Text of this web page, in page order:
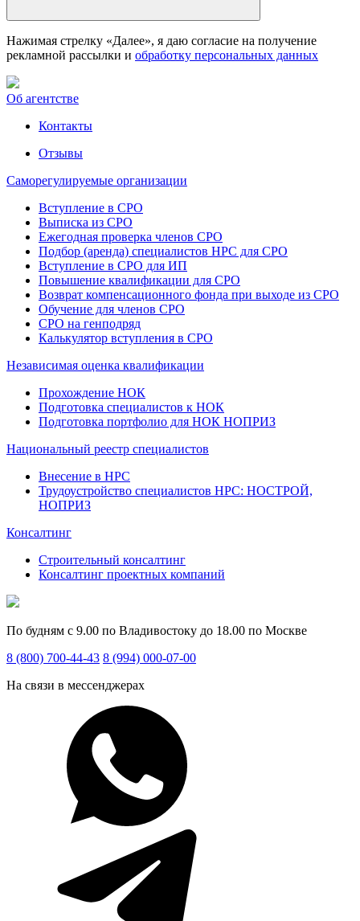
Нажимая стрелку «Далее», я даю согласие на получение
рекламной рассылки и обработку персональных данных
Об агентстве
Контакты
Отзывы
Саморегулируемые организации
Вступление в СРО
Выписка из СРО
Ежегодная проверка членов СРО
Подбор (аренда) специалистов НРС для СРО
Вступление в СРО для ИП
Повышение квалификации для СРО
Возврат компенсационного фонда при выходе из СРО
Обучение для членов СРО
СРО на генподряд
Калькулятор вступления в СРО
Независимая оценка квалификации
Прохождение НОК
Подготовка специалистов к НОК
Подготовка портфолио для НОК НОПРИЗ
Национальный реестр специалистов
Внесение в НРС
Трудоустройство специалистов НРС: НОСТРОЙ,
НОПРИЗ
Консалтинг
Строительный консалтинг
Консалтинг проектных компаний
По будням с 9.00 по Владивостоку до 18.00 по Москве
8 (800) 700-44-43 8 (994) 000-07-00
На связи в мессенджерах